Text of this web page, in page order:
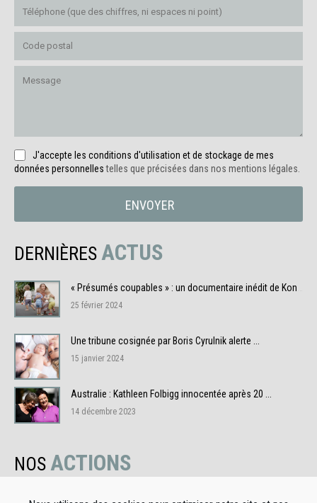
J'accepte les conditions d'utilisation et de stockage de mes
données personnellestelles que précisées dans nos mentions légales.
ENVOYER
DERNIÈRES ACTUS
« Présumés coupables » : un documentaire inédit de Konbini ...
25 février 2024
Une tribune cosignée par Boris Cyrulnik alerte ...
15 janvier 2024
Australie : Kathleen Folbigg innocentée après 20 ...
14 décembre 2023
NOS ACTIONS